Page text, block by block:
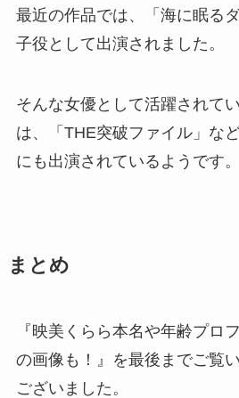
最近の作品では、「海に眠る
子役として出演されました。
そんな女優として活躍されて
は、「THE突破ファイル」な
にも出演されているようです。
まとめ
『映美くらら本名や年齢プロ
の画像も！』を最後までご覧
ございました。